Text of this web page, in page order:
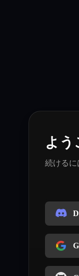
よう
続けるに